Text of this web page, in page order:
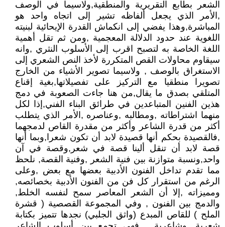
الشعر بطابع التقريرية والمنطقية,ولاسيما في الوصف
,الأمر الذي يجعل ألفاظه تشير إلى اتجاه واحد هو
المباشرة,وهذا يفضي إلى انكماش القدرة الإيحائية لبنيته
اللغوية عند حدود الدلالة المعجمية ,ومن ثم تقل أهمية
اللغة الخاصة به لتصبح اقرب إلى الأسلوب النثري ,وانه
سيقاوم محاولات القص المتكررة لأخذ النص الشعري إلى
الاستغراق بالوصف , ولاسيما تصوير الأشياء من الخارج
تصويرا منطقيا مع التركيز على تفصيلاتها,بغية إقناع
المتلقي بصدق ما يقال,من هنا جاءت الصعوبة في دمج
هذين الفنين المتباعدين في طرائق البناء الفني,إذا لكل
منهما اشتراطاته ,ومطالبه ,وعناصره ,الأمر الذي يتطلب
أكثر من قدرة الشاعر وأكثر من مقدرة القاص لدمجهما
,فالقصيدة بحكم أنها قصيدة لابد أن تكون شعرا,وبما أنها
قصة لابد أن تنقل ألينا قصة في شعر,وقصة في آن
واحد,ونسبة متوازنة بين فنية الشعر ,وفنية القصة, نلحظ
مما تقدم تداخل الفنون الأدبية بعضها مع بعض ,وعلى
الرغم من استقرار كل فن من الفنون الأدبية بخصائصه,
ومميزاته ,إلا أن الشعر المعاصر سمح لنفسه الخلط,
والدمج بين الفنون , وفي المجموعة القصصية ( قشرة
الملح ) للقاص المبدع (واثق الجلبي) نجدها تتميز بكتابة